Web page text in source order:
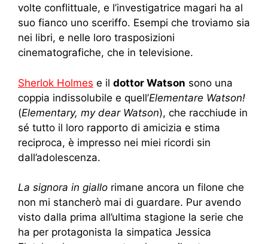
volte conflittuale, e l’investigatrice magari ha al
suo fianco uno sceriffo. Esempi che troviamo sia
nei libri, e nelle loro trasposizioni
cinematografiche, che in televisione.
Sherlok Holmes e il dottor Watson sono una
coppia indissolubile e quell’Elementare Watson!
(Elementary, my dear Watson), che racchiude in
sé tutto il loro rapporto di amicizia e stima
reciproca, è impresso nei miei ricordi sin
dall’adolescenza.
La signora in giallo rimane ancora un filone che
non mi stancherò mai di guardare. Pur avendo
visto dalla prima all’ultima stagione la serie che
ha per protagonista la simpatica Jessica